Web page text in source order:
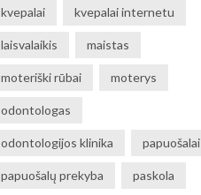
kvepalai kvepalai internetu
laisvalaikis maistas
moteriški rūbai moterys
odontologas
odontologijos klinika papuošalai
papuošalų prekyba paskola